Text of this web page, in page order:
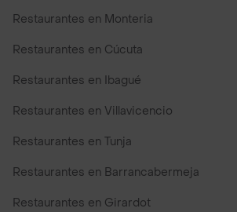
Restaurantes en Monteria
Restaurantes en Cúcuta
Restaurantes en Ibagué
Restaurantes en Villavicencio
Restaurantes en Tunja
Restaurantes en Barrancabermeja
Restaurantes en Girardot